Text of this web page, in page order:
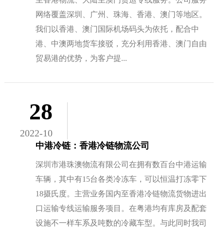
网络覆盖深圳、广州、珠海、香港、澳门等地区。
我们以香港、澳门国际机场码头为依托，配合中
港、中澳两地货车接驳，充分利用香港、澳门自由
贸易港的优势，为客户提...
28
2022-10
中港冷链：香港冷链物流公司
深圳市港珠澳物流有限公司在拥有数百台中港运输
车辆，其中有15台各类冷冻车，可以恒温打冻零下
18摄氏度。主营业务国内至香港冷链物流货物进出
口运输专线运输服务项目。在粤港均有库房及配套
设施不一样车系及吨数的冷藏车型。与此同时我司